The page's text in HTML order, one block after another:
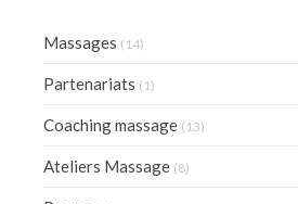
Massages (14)
Partenariats (1)
Coaching massage (13)
Ateliers Massage (8)